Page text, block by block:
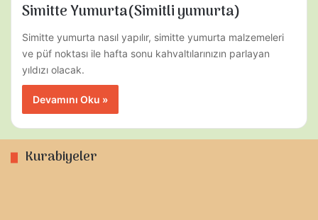
Simitte Yumurta(Simitli yumurta)
Simitte yumurta nasıl yapılır, simitte yumurta malzemeleri
ve püf noktası ile hafta sonu kahvaltılarınızın parlayan
yıldızı olacak.
Devamını Oku »
Kurabiyeler